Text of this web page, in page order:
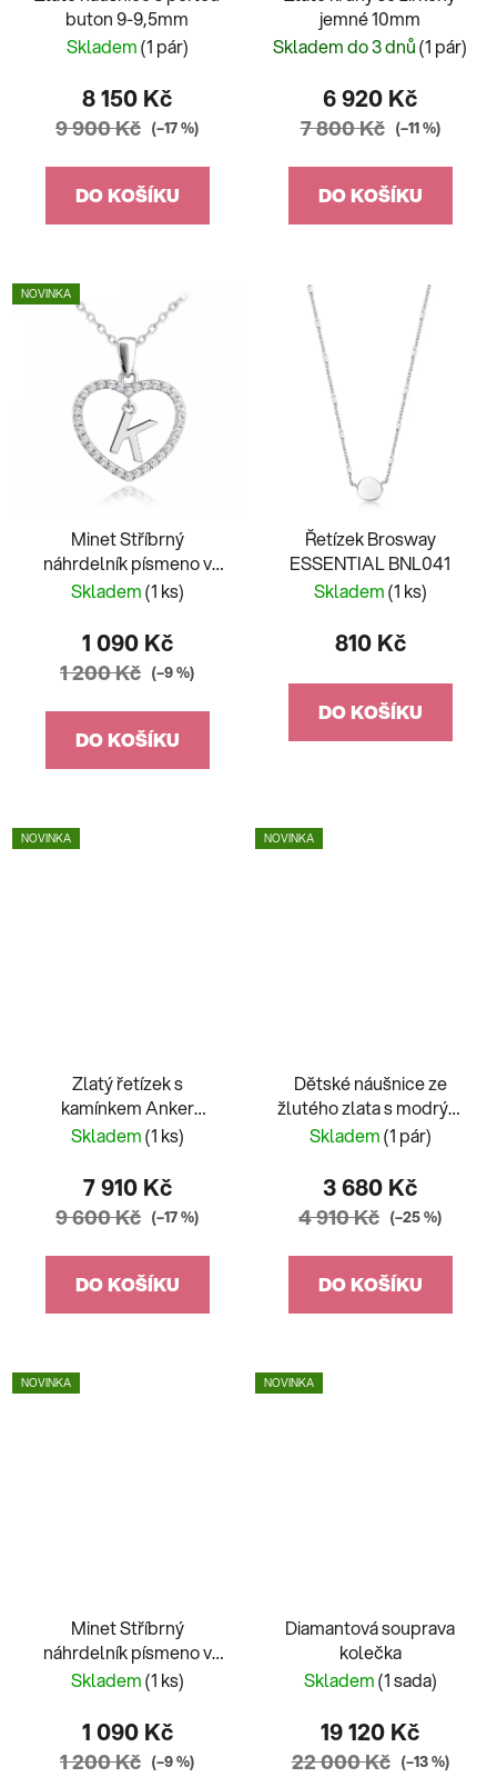
buton 9-9,5mm
Skladem(1 pár)
8 150 Kč
9 900 Kč (–17 %)
DO KOŠÍKU
jemné 10mm
Skladem do 3 dnů(1 pár)
6 920 Kč
7 800 Kč (–11 %)
DO KOŠÍKU
NOVINKA
Minet Stříbrný
náhrdelník písmeno v
srdíčku "K" se zirkony
Skladem(1 ks)
1 090 Kč
1 200 Kč (–9 %)
DO KOŠÍKU
Řetízek Brosway
ESSENTIAL BNL041
Skladem(1 ks)
810 Kč
DO KOŠÍKU
NOVINKA
Zlatý řetízek s
kamínkem Anker
provlélací
Skladem(1 ks)
7 910 Kč
9 600 Kč (–17 %)
DO KOŠÍKU
NOVINKA
Dětské náušnice ze
žlutého zlata s modrým
zirkonem kytička Ája
Skladem(1 pár)
3 680 Kč
4 910 Kč (–25 %)
DO KOŠÍKU
NOVINKA
Minet Stříbrný
náhrdelník písmeno v
srdíčku "J" se zirkony
Skladem(1 ks)
1 090 Kč
1 200 Kč (–9 %)
NOVINKA
Diamantová souprava
kolečka
Skladem(1 sada)
19 120 Kč
22 000 Kč (–13 %)